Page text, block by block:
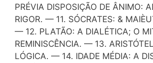
PRÉVIA DISPOSIÇÃO DE ÂNIMO:
RIGOR. — 11. SÓCRATES: &
— 12. PLATÃO: A DIALÉTICA; O
REMINISCÊNCIA. — 13.
LÓGICA. — 14. IDADE MÉDIA: A